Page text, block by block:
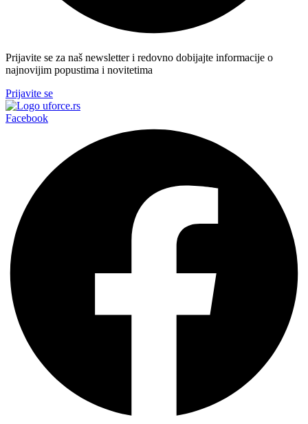
Prijavite se za naš newsletter i redovno dobijajte informacije o
najnovijim popustima i novitetima
Prijavite se
Facebook